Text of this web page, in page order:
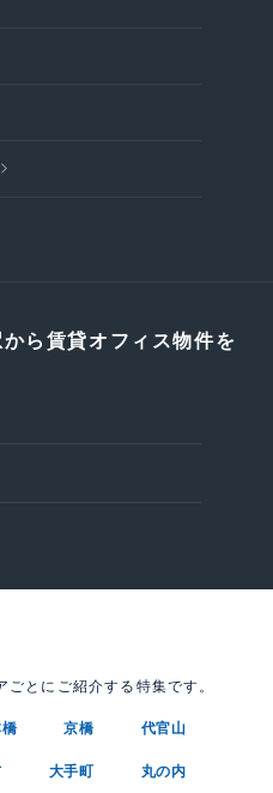
ら賃貸オフィス物件を
とにご紹介する特集です。
橋 京橋 代官山
大手町 丸の内